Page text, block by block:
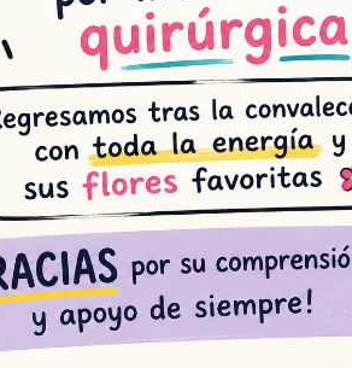
en festivos especiales (consultar).
Visita nuestra
Descubre todas las opciones que
floristería donde te atenderemos